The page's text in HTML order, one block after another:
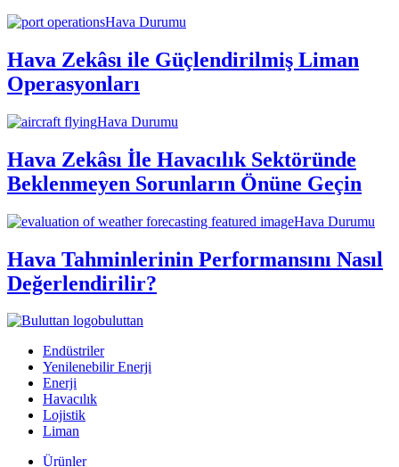
Hava Durumu
Hava Zekâsı ile Güçlendirilmiş Liman
Operasyonları
Hava Durumu
Hava Zekâsı İle Havacılık Sektöründe
Beklenmeyen Sorunların Önüne Geçin
Hava Durumu
Hava Tahminlerinin Performansını Nasıl
Değerlendirilir?
buluttan
Endüstriler
Yenilenebilir Enerji
Enerji
Havacılık
Lojistik
Liman
Ürünler